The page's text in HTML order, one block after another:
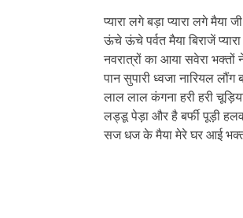
प्यारा लगे बड़ा प्यारा लगे मैया
ऊंचे ऊंचे पर्वत मैया बिराजें
नवरात्रों का आया सवेरा भक्तों
पान सुपारी ध्वजा नारियल
लाल लाल कंगना हरी हरी
लड्डू पेड़ा और है बर्फी पूड़ी
सज धज के मैया मेरे घर आई भक्तों